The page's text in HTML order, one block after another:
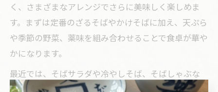
く、さまざまなアレンジでさらに美味しく楽しめま
す。まずは定番のざるそばやかけそばに加え、天ぷら
や季節の野菜、薬味を組み合わせることで食卓が華や
かになります。
最近では、そばサラダや冷やしそば、そばしゃぶな
ど、家庭でも手軽にできるアレンジが人気です。生そ